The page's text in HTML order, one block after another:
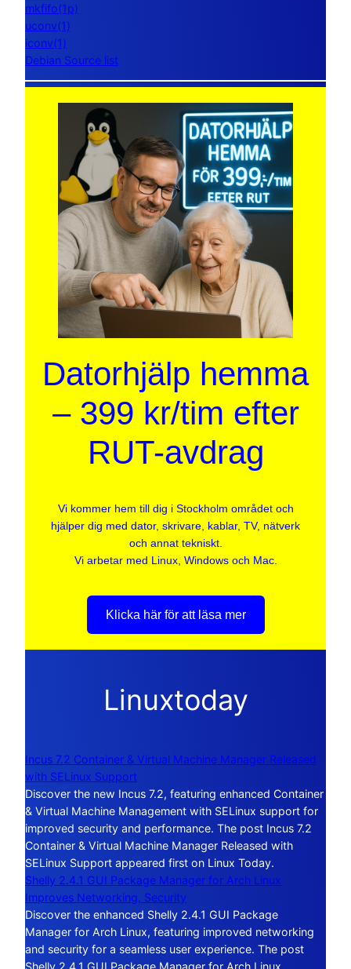
mkfifo(1p)
uconv(1)
iconv(1)
Debian Source list
Datorhjälp hemma
– 399 kr/tim efter
RUT-avdrag
Vi kommer hem till dig i Stockholm området och
hjälper dig med dator, skrivare, kablar, TV, nätverk
och annat tekniskt.
Vi arbetar med Linux, Windows och Mac.
Klicka här för att läsa mer
Linuxtoday
Incus 7.2 Container & Virtual Machine Manager Released
with SELinux Support
Discover the new Incus 7.2, featuring enhanced Container
& Virtual Machine Management with SELinux support for
improved security and performance. The post Incus 7.2
Container & Virtual Machine Manager Released with
SELinux Support appeared first on Linux Today.
Shelly 2.4.1 GUI Package Manager for Arch Linux
Improves Networking, Security
Discover the enhanced Shelly 2.4.1 GUI Package
Manager for Arch Linux, featuring improved networking
and security for a seamless user experience. The post